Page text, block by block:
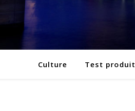
Culture Test produit